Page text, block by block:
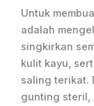
Untuk
adalah
singkirkan
kulit kayu,
saling terikat.
gunting steril,